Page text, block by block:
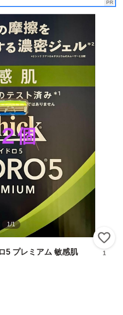
1/1
5 プレミアム 敏感肌
1